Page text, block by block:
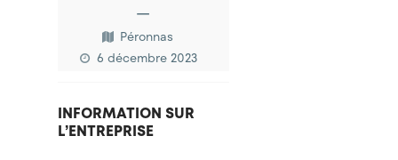
—
Péronnas
6 décembre 2023
INFORMATION SUR
L’ENTREPRISE